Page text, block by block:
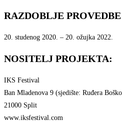
RAZDOBLJE
20. studenog 2020. – 20. ožujka 2022.
NOSITELJ PROJEKTA:
IKS Festival
Ban Mladenova 9 (sjedište: Ruđera
21000 Split
www.iksfestival.com